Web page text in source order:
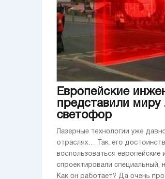
Европейские
представили миру
светофор
Лазерные технологии уже
отраслях… Так, его
воспользоваться европейские
спроектировали специальный,
Как он работает? Да очень